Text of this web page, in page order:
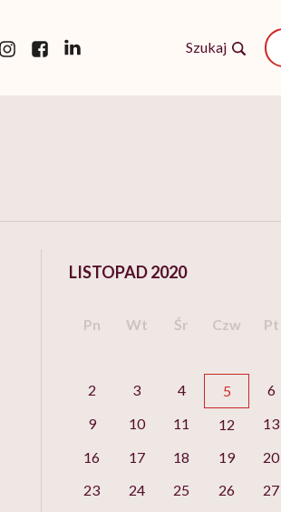
Szukaj
LISTOPAD 2020
Pn Wt Śr Czw Pt
2
3 4 5 6
9
10 11 12 13
16
17 18 19 20
23
24 25 26 27